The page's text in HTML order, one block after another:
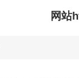
网站